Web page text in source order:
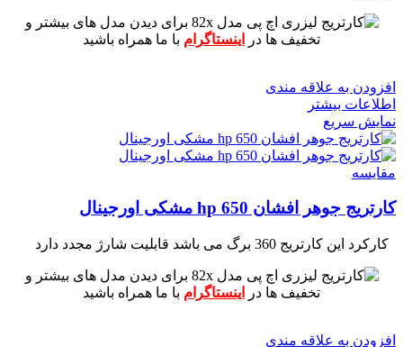
برای دیدن مدل های بیشتر و
تخفیف ها در
اینستاگرام با ما همراه باشید
افزودن به علاقه مندی
اطلاعات بیشتر
نمایش سریع
مقايسه
کارتریج جوهر افشان hp 650 مشکی اورجینال
کارکرد این کارتریج 360 برگ می باشد قابلیت شارژ مجدد دارد
برای دیدن مدل های بیشتر و
تخفیف ها در
اینستاگرام با ما همراه باشید
افزودن به علاقه مندی